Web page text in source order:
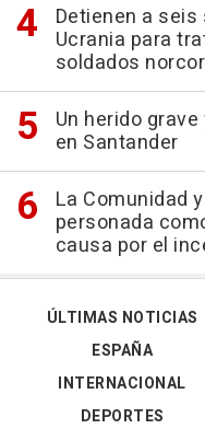
Detienen a
Ucrania para
soldados
Un herido
en Santander
La Comunidad
personada
causa por el
ÚLTIMAS NOTICIAS
ESPAÑA
INTERNACIONAL
DEPORTES